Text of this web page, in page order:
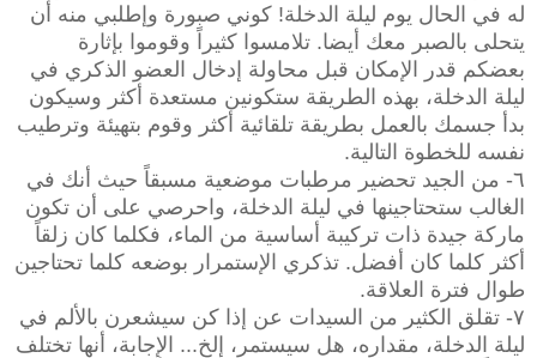
له في الحال يوم ليلة الدخلة! كوني صبورة وإطلبي منه أن
يتحلى بالصبر معك أيضا. تلامسوا كثيراً وقوموا بإثارة
بعضكم قدر الإمكان قبل محاولة إدخال العضو الذكري في
ليلة الدخلة، بهذه الطريقة ستكونين مستعدة أكثر وسيكون
بدأ جسمك بالعمل بطريقة تلقائية أكثر وقوم بتهيئة وترطيب
نفسه للخطوة التالية.
٦- من الجيد تحضير مرطبات موضعية مسبقاً حيث أنك في
الغالب ستحتاجينها في ليلة الدخلة، واحرصي على أن تكون
ماركة جيدة ذات تركيبة أساسية من الماء، فكلما كان زلقاً
أكثر كلما كان أفضل. تذكري الإستمرار بوضعه كلما تحتاجين
طوال فترة العلاقة.
٧- تقلق الكثير من السيدات عن إذا كن سيشعرن بالألم في
ليلة الدخلة، مقداره، هل سيستمر، إلخ... الإجابة، أنها تختلف